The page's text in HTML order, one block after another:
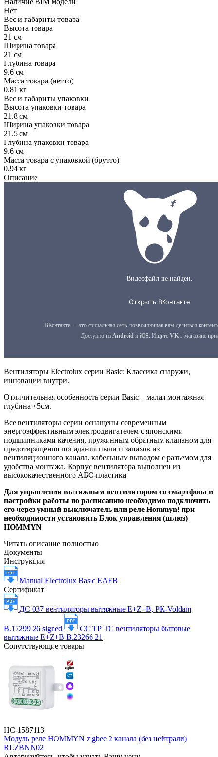
Нет
Вес и габариты товара
Высота товара
21 см
Ширина товара
21 см
Глубина товара
9.6 см
Масса товара (нетто)
0.81 кг
Вес и габариты упаковки
Высота упаковки товара
21.8 см
Ширина упаковки товара
21.5 см
Глубина упаковки товара
9.6 см
Масса товара с упаковкой (брутто)
0.94 кг
Описание
Вентиляторы Electrolux серии Basic: Классика снаружи,
инновации внутри.
Отличительная особенность серии Basic – малая монтажная
глубина <5см.
Все вентиляторы серии оснащены современным
энергоэффективным электродвигателем с японскими
подшипниками качения, пружинным обратным клапаном для
предотвращения попадания пыли и запахов из
вентиляционного канала, кабельным выводом с разъемом для
удобства монтажа. Корпус вентилятора выполнен из
высококачественного АБС-пластика.
Для управления вытяжным вентилятором со смартфона и
настройки работы по расписанию необходимо подключить
его через умный выключатель или реле Hommyn! при
необходимости установить Блок управления (шлюз)
HOMMYN
Читать описание полностью
Документы
Инструкция
Manual Electrolux Basic EAFB
Сертификат
ДС 037 вентиляторы вытяжные E+Z+B, РК-Voldam
В.17299 26 signed
СС ТР ТС вентиляторы бытовые
вытяжные E+Z+B B.23266 21
Сопутствующие товары
НС-1587113
Модуль реле HOMMYN zigbee 2 канала (без нейтрали)
RLZBNN02